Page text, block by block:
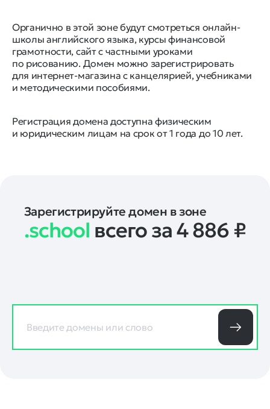
Органично в этой зоне будут смотреться онлайн-
школы английского языка, курсы финансовой
грамотности, сайт с частными уроками
по рисованию. Домен можно зарегистрировать
для интернет-магазина с канцелярией, учебниками
и методическими пособиями.
Регистрация домена доступна физическим
и юридическим лицам на срок от 1 года до 10 лет.
Зарегистрируйте домен в зоне
.school всего за 4 886 ₽